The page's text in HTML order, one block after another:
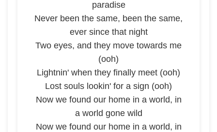
paradise
Never been the same, been the same,
ever since that night
Two eyes, and they move towards me
(ooh)
Lightnin' when they finally meet (ooh)
Lost souls lookin' for a sign (ooh)
Now we found our home in a world, in
a world gone wild
Now we found our home in a world, in